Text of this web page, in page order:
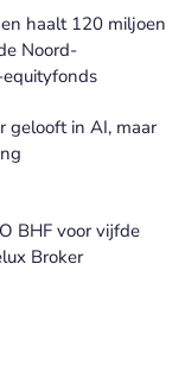
haalt 120 miljoen
Noord-
gelooft in AI, maar
BHF voor vijfde
Broker